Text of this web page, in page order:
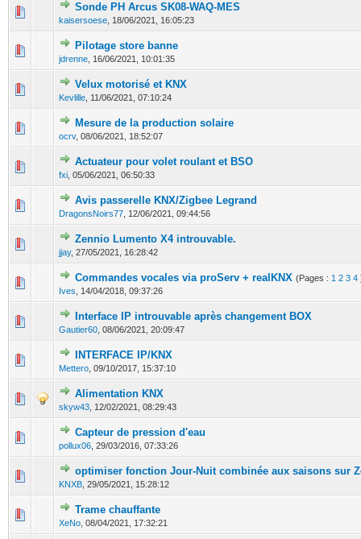
Sonde PH Arcus SK08-WAQ-MES
kaisersoese 18/06/2021, 16:05:23
0 Votes - 0 sur 5 en moyenne
12345
Pilotage store banne
jdrenne 16/06/2021, 10:01:35
0 Votes - 0 sur 5 en moyenne
12
Velux motorisé et KNX
Kevlille 11/06/2021, 07:10:24
0 Votes - 0 sur 5 en moyenne
1234
Mesure de la production solaire
ocrv, 08/06/2021, 18:52:07
0 Votes - 0 sur 5 en moyenne
12345
Actuateur pour volet roulant et BSO
fxi 05/06/2021, 06:50:33
0 Votes - 0 sur 5 en moyenne
12 345
Avis passerelle KNX/Zigbee Legrand
DragonsNoirs77 12/06/2021, 09:44:56
0 Votes - 0 sur 5 en moyenne
12345
Zennio Lumento X4 introuvable.
jjay, 27/05/2021, 16:28:42
0 Votes - 0 sur 5 en moyenne
12345
Commandes vocales via proServ + realKNX (Pages : 1 2 3 4
Ives
14/04/2018, 09:37:26
1 Votes - 5 sur 5 en moyenne
12345
Interface IP introuvable après changement BOX
Gautier60 08/06/2021, 20:09:47
0 Votes - 0 sur 5 en moyenne
1234 5
INTERFACE IP/KNX
Mettero 09/10/2017, 15:37:10
0 Votes - 0 sur 5 en moyenne
12
Alimentation KNX
skyw43 12/02/2021, 08:29:43
0 Votes - 0 sur 5 en moyenne
Capteur de pression d'eau
pollux06 29/03/2016, 07:33:26
0 Votes - 0 sur 5 en moyenne
12 3 45
optimiser fonction Jour-Nuit combinée aux saisons sur
KNXB 29/05/2021, 15:28:12
0 Votes - 0 sur 5 en moyenne
12345
Trame chauffante
XeNo 08/04/2021, 17:32:21
0 Votes - 0 sur 5 en moyenne